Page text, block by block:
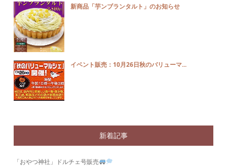
新商品「芋ンブランタルト」のお知らせ
イベント販売：10月26日秋のバリューマ...
新着記事
「おやつ神社」ドルチェ号販売